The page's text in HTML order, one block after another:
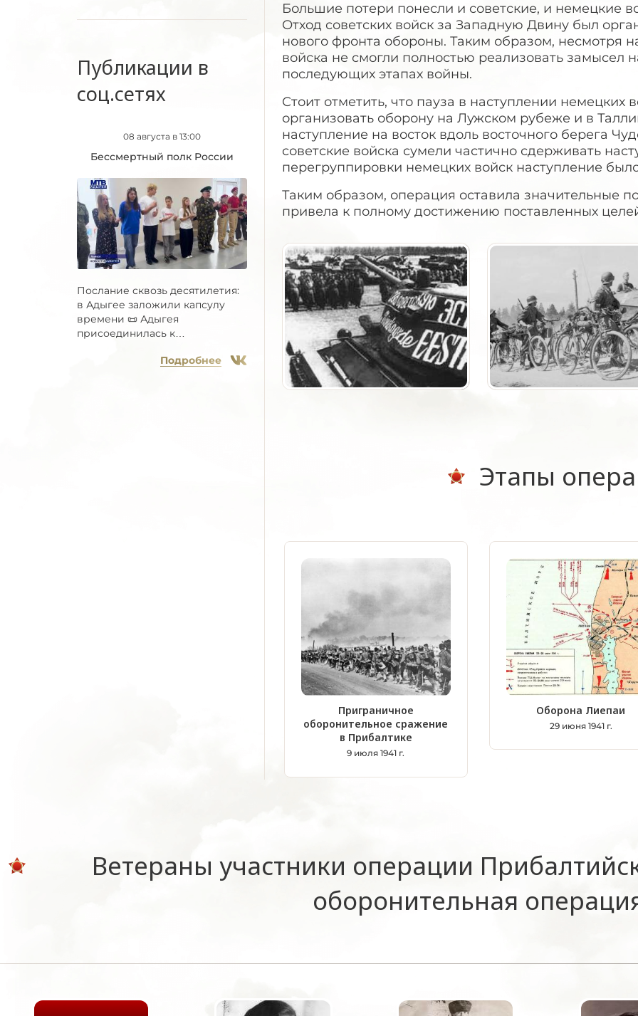
Публикации в
соц.сетях
08 августа в 13:00
Бессмертный полк России
Послание сквозь десятилетия:
в Адыгее заложили капсулу
времени 📜 Адыгея
присоединилась к
Подробнее
Большие потери понесли и советские, и немецкие
Отход советских войск за Западную Двину был
нового фронта обороны. Таким образом, несмотря
войска не смогли полностью реализовать замысел
последующих этапах войны.
Стоит отметить, что пауза в наступлении немецких
организовать оборону на Лужском рубеже и в
наступление на восток вдоль восточного берега
советские войска сумели частично сдерживать
перегруппировки немецких войск наступление
Таким образом, операция оставила значительные
привела к полному достижению поставленных
Этапы
Приграничное
оборонительное сражение
в Прибалтике
9 июля 1941 г.
Оборона Лиепаи
29 июня 1941 г.
Ветераны участники операции
оборонительная